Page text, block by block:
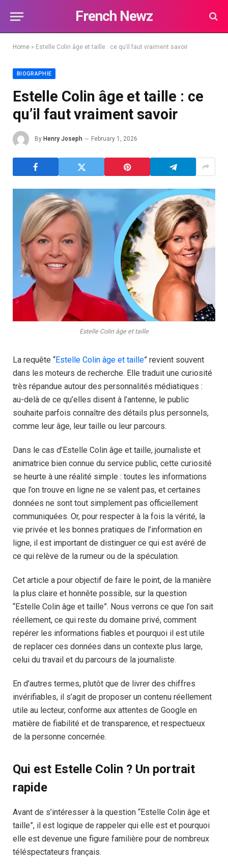
French Newz
Home » Estelle Colin âge et taille : ce qu’il faut vraiment savoir
BIOGRAPHIE
Estelle Colin âge et taille : ce
qu’il faut vraiment savoir
By Henry Joseph February 1, 2026
Estelle Colin âge et taille
La requête “Estelle Colin âge et taille” revient souvent
dans les moteurs de recherche. Elle traduit une curiosité
très répandue autour des personnalités médiatiques :
au-delà de ce qu’elles disent à l’antenne, le public
souhaite parfois connaître des détails plus personnels,
comme leur âge, leur taille ou leur parcours.
Dans le cas d’Estelle Colin âge et taille, journaliste et
animatrice bien connue du service public, cette curiosité
se heurte à une réalité simple : toutes les informations
que l’on trouve en ligne ne se valent pas, et certaines
données ne sont tout simplement pas officiellement
communiquées. Or, pour respecter à la fois la vérité, la
vie privée et les bonnes pratiques de l’information en
ligne, il est important de distinguer ce qui est avéré de
ce qui relève de la rumeur ou de la spéculation.
Cet article a pour objectif de faire le point, de la manière
la plus claire et honnête possible, sur la question
“Estelle Colin âge et taille”. Nous verrons ce que l’on sait
réellement, ce qui reste du domaine privé, comment
repérer les informations fiables et pourquoi il est utile
de replacer ces données dans un contexte plus large,
celui du travail et du parcours de la journaliste.
En d’autres termes, plutôt que de livrer des chiffres
invérifiables, il s’agit de proposer un contenu réellement
utile au lecteur, conforme aux attentes de Google en
matière de fiabilité et de transparence, et respectueux
de la personne concernée.
Qui est Estelle Colin ? Un portrait
rapide
Avant de s’intéresser à la question “Estelle Colin âge et
taille”, il est logique de rappeler qui elle est et pourquoi
elle est devenue une figure familière pour de nombreux
téléspectateurs français.